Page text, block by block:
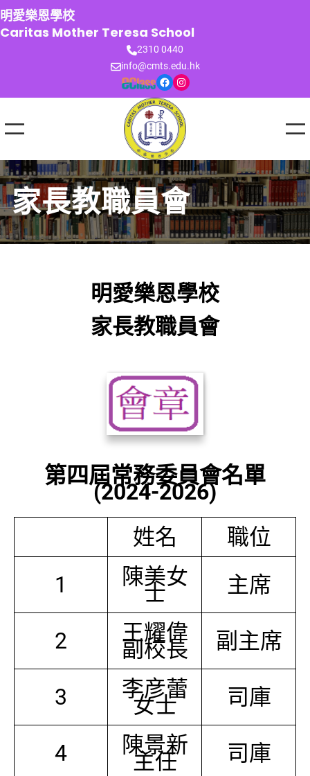
跳
至
主
明愛樂恩學校
Caritas Mother Teresa School
2310 0440
info@cmts.edu.hk
Facebook Instagram
家長教職員會
明愛樂恩學校
家長教職員會
第四屆常務委員會名單
(2024-2026)
姓名
職位
1
陳美女
士 主席
2 王耀偉
副校長 副主席
3 李彦蕾
女士 司庫
4 陳景新
主任 司庫